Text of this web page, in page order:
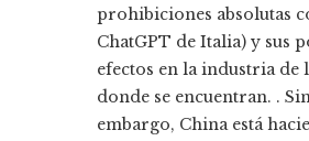
prohibiciones absolutas
ChatGPT de Italia) y sus
efectos en la industria de
donde se encuentran. .
embargo, China está